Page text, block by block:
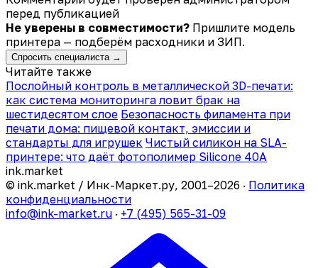
перед публикацией
Не уверены в совместимости? Пришлите модель
принтера — подберём расходники и ЗИП.
Спросить специалиста →
Читайте также
Послойный контроль в металлической 3D-печати:
как система мониторинга ловит брак на
шестидесятом слое Безопасность филамента при
печати дома: пищевой контакт, эмиссии и
стандарты для игрушек Чистый силикон на SLA-
принтере: что даёт фотополимер Silicone 40A
ink.market
© ink.market / Инк-Маркет.ру, 2001–2026 · Политика
конфиденциальности
info@ink-market.ru · +7 (495) 565-31-09